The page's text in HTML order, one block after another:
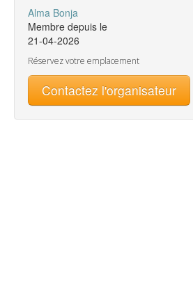
Alma Bonja
Membre depuis le
21-04-2026
Réservez votre emplacement
Contactez l'organisateur